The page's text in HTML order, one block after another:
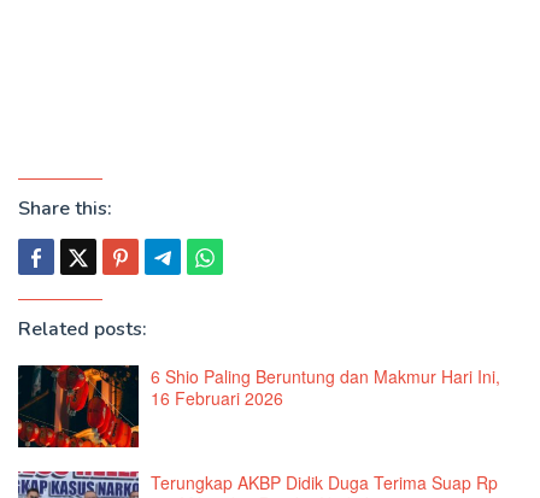
Share this:
Related posts:
6 Shio Paling Beruntung dan Makmur Hari Ini,
16 Februari 2026
Terungkap AKBP Didik Duga Terima Suap Rp